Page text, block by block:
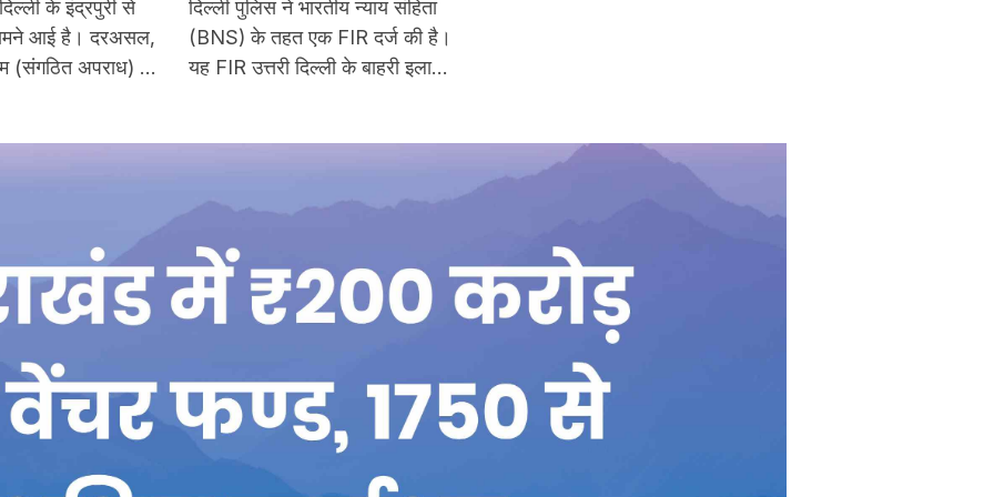
और अन्य सामान
के इंद्रपुरी से
आई है। दरअसल,
(संगठित अपराध) के
में चल रहे अवैध जुए
किया।
FIR
दिल्ली पुलिस ने भारतीय न्याय संहिता
(BNS) के तहत एक FIR दर्ज की है।
यह FIR उत्तरी दिल्ली के बाहरी इलाके
(BNS) की धारा 140(3) के तहत दर्ज
किया गया है।